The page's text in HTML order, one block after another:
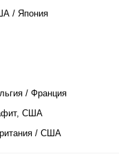
/ Япония
/ Франция
США
/ США